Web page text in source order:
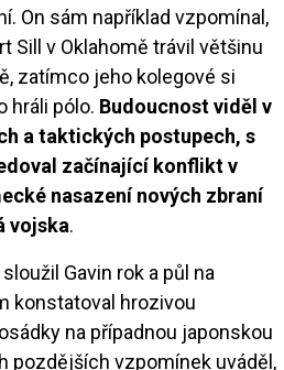
On sám například vzpomínal,
Sill v Oklahomě trávil většinu
zatímco jeho kolegové si
hráli pólo. Budoucnost viděl v
a taktických postupech, s
začínající konflikt v
nasazení nových zbraní
vojska.
Gavin rok a půl na
konstatoval hrozivou
na případnou japonskou
pozdějších vzpomínek uváděl,